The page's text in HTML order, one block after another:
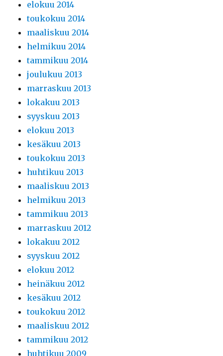
elokuu 2014
toukokuu 2014
maaliskuu 2014
helmikuu 2014
tammikuu 2014
joulukuu 2013
marraskuu 2013
lokakuu 2013
syyskuu 2013
elokuu 2013
kesäkuu 2013
toukokuu 2013
huhtikuu 2013
maaliskuu 2013
helmikuu 2013
tammikuu 2013
marraskuu 2012
lokakuu 2012
syyskuu 2012
elokuu 2012
heinäkuu 2012
kesäkuu 2012
toukokuu 2012
maaliskuu 2012
tammikuu 2012
huhtikuu 2009